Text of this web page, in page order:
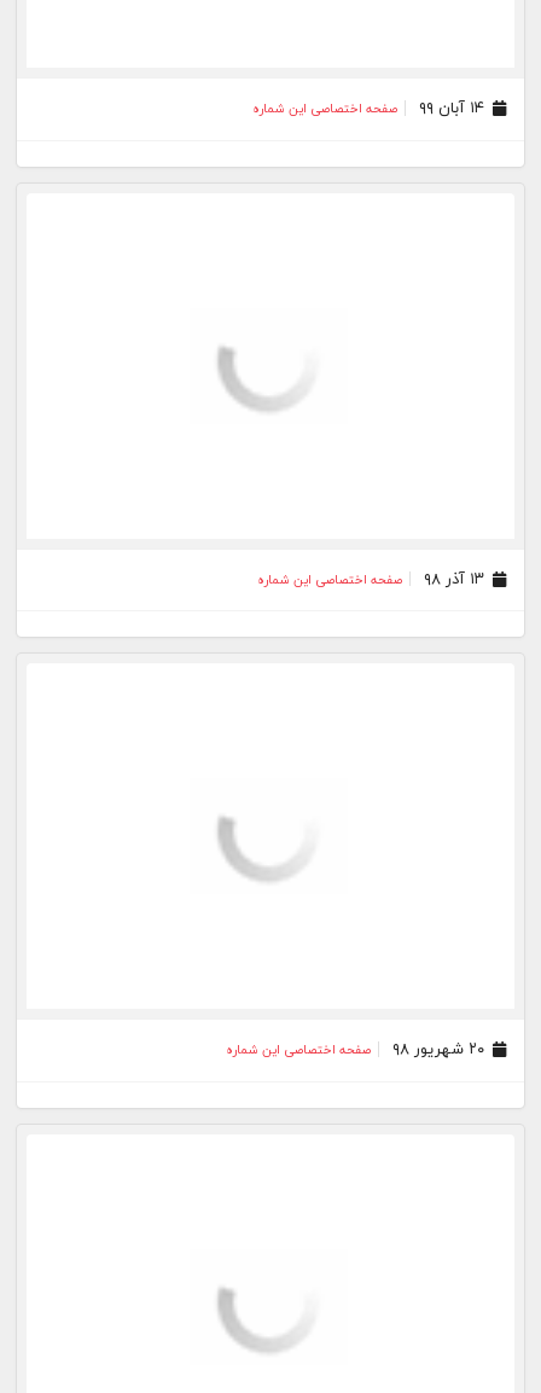
۱۴ آبان ۹۹ صفحه اختصاصی این شماره
۱۳ آذر ۹۸ صفحه اختصاصی این شماره
۲۰ شهریور ۹۸ صفحه اختصاصی این شماره